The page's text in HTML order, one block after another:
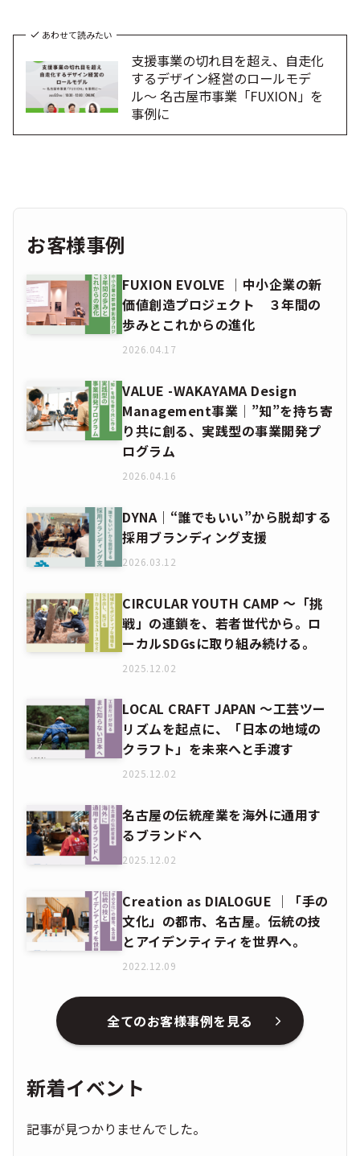
あわせて読みたい
支援事業の切れ目を超え、自走化
するデザイン経営のロールモデ
ル〜 名古屋市事業「FUXION」を
事例に
お客様事例
FUXION EVOLVE │中小企業の新
価値創造プロジェクト ３年間の
歩みとこれからの進化
2026.04.17
VALUE -WAKAYAMA Design
Management事業│”知”を持ち寄
り共に創る、実践型の事業開発プ
ログラム
2026.04.16
DYNA｜“誰でもいい”から脱却する
採用ブランディング支援
2026.03.12
CIRCULAR YOUTH CAMP ～「挑
戦」の連鎖を、若者世代から。ロ
ーカルSDGsに取り組み続ける。
2025.12.02
LOCAL CRAFT JAPAN ～工芸ツー
リズムを起点に、「日本の地域の
クラフト」を未来へと手渡す
2025.12.02
名古屋の伝統産業を海外に通用す
るブランドへ
2025.12.02
Creation as DIALOGUE │「手の
文化」の都市、名古屋。伝統の技
とアイデンティティを世界へ。
2022.12.09
全てのお客様事例を見る
新着イベント
記事が見つかりませんでした。